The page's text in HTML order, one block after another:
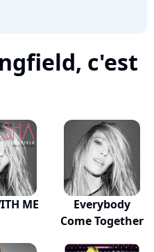
c'est
ME
Everybody
Come Together